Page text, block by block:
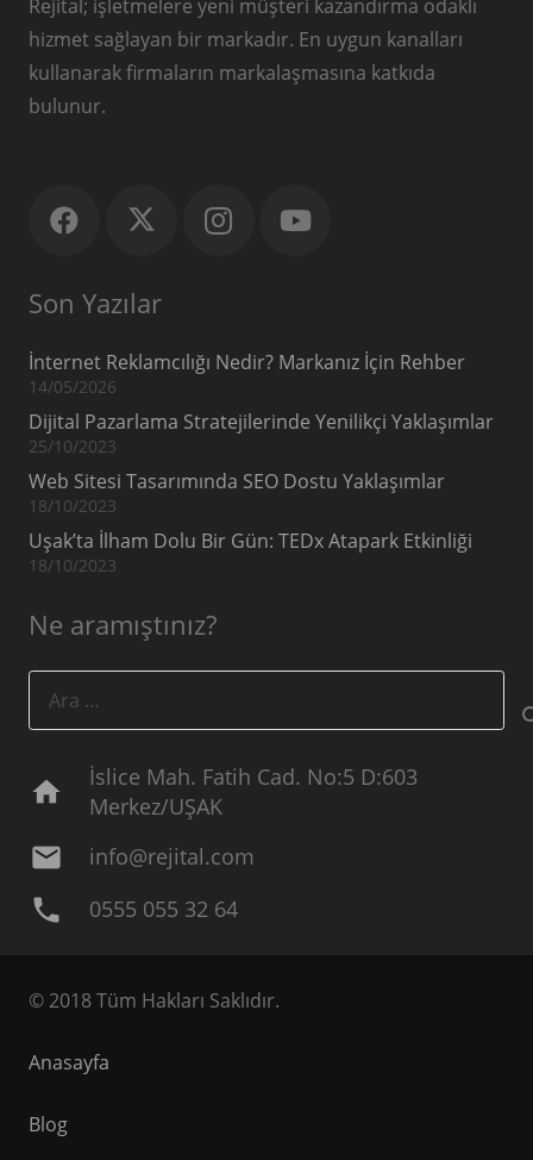
Rejital; işletmelere yeni müşteri kazandırma odaklı
hizmet sağlayan bir markadır. En uygun kanalları
kullanarak firmaların markalaşmasına katkıda
bulunur.
Son Yazılar
İnternet Reklamcılığı Nedir? Markanız İçin Rehber
14/05/2026
Dijital Pazarlama Stratejilerinde Yenilikçi Yaklaşımlar
25/10/2023
Web Sitesi Tasarımında SEO Dostu Yaklaşımlar
18/10/2023
Uşak’ta İlham Dolu Bir Gün: TEDx Atapark Etkinliği
18/10/2023
Ne aramıştınız?
home
İslice Mah. Fatih Cad. No:5 D:603
Merkez/UŞAK
mail info@rejital.com
phone 0555 055 32 64
© 2018 Tüm Hakları Saklıdır.
Anasayfa
Blog